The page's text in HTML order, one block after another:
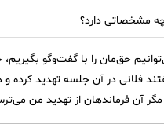
حق‌مان را با گفت‌وگو بگیریم،
فلانی در آن جلسه تهدید کرده و
آن فرماندهان از تهدید من